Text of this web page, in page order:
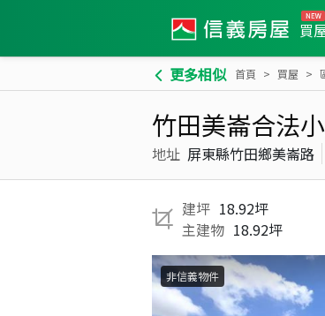
買
更多相似 首頁 買屋
竹田美崙合法
地址 屏東縣竹田鄉美崙路
建坪 18.92坪
主建物 18.92坪
非信義物件